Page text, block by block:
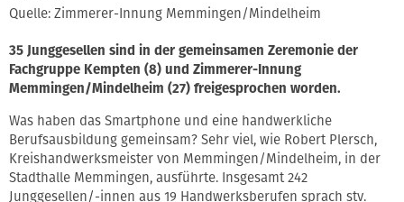
Quelle: Zimmerer-Innung Memmingen/Mindelheim
35 Junggesellen sind in der gemeinsamen Zeremonie der
Fachgruppe Kempten (8) und Zimmerer-Innung
Memmingen/Mindelheim (27) freigesprochen worden.
Was haben das Smartphone und eine handwerkliche
Berufsausbildung gemeinsam? Sehr viel, wie Robert Plersch,
Kreishandwerksmeister von Memmingen/Mindelheim, in der
Stadthalle Memmingen, ausführte. Insgesamt 242
Junggesellen/-innen aus 19 Handwerksberufen sprach stv.